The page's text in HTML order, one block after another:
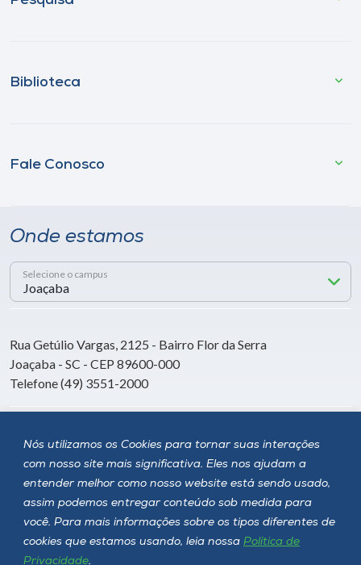
Nós utilizamos os Cookies para tornar suas interações
com nosso site mais significativa. Eles nos ajudam a
entender melhor como nosso website está sendo usado,
assim podemos entregar conteúdo sob medida para
você. Para mais informações sobre os tipos diferentes de
cookies que estamos usando, leia nossa Política de
Privacidade.
Biblioteca
Fale Conosco
Onde estamos
Selecione o campus
Rua Getúlio Vargas, 2125 - Bairro Flor da Serra
Joaçaba - SC - CEP 89600-000
Telefone (49) 3551-2000
Siga a Unoesc